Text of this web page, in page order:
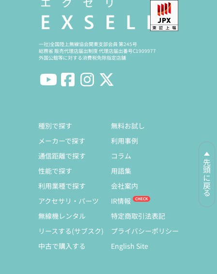
先頭に戻る
一社)全国陸上無線協会関東支部会員 第245号
総務省 販売代理店届出制度 代理店届出番号C1909977
外国公館等に対する消費税免除指定店舗
種別で探す
メーカーで探す
通信距離で探す
性能で探す
利用業種で探す
アクセサリ・パーツ
無線機レンタル
リースする(サブスク)
中古で購入する
無料お試し
利用事例
コラム
用語集
会社案内
IR情報
特定商取引法表記
プライバシーポリシー
English Site